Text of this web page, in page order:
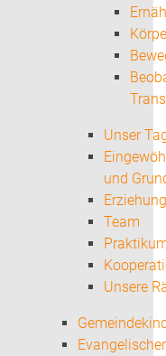
Unser
und
Team
Unsere